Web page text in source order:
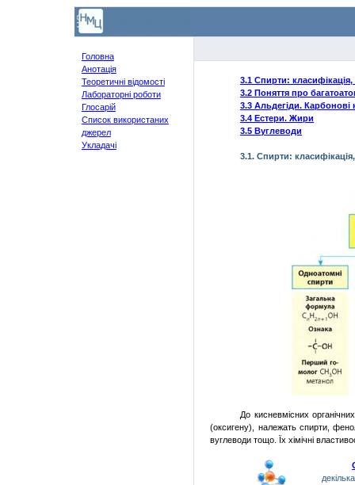
Головна
Анотація
Теоретичні відомості
Лабораторні роботи
Глосарій
Список використаних
джерел
Укладачі
3.1 Спирти:
3.2 Поняття про
3.3 Альдегіди. Карбонові
3.4 Естери. Жири
3.5 Вуглеводи
3.1. Спирти:
До кисневмісних
(оксигену), належать спирти,
вуглеводи тощо. Їх хімічні